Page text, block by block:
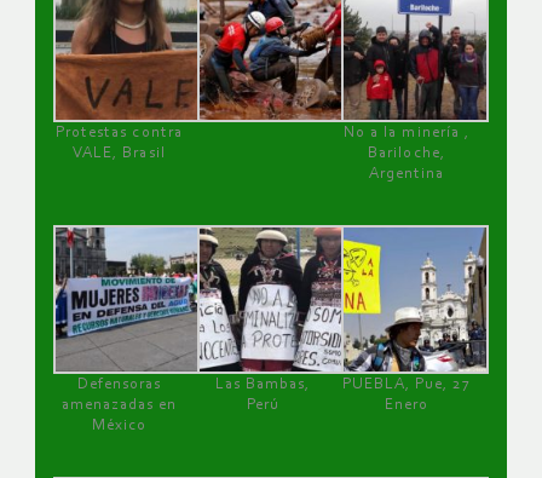
Protestas contra
VALE, Brasil
No a la minería ,
Bariloche,
Argentina
Defensoras
amenazadas en
México
Las Bambas,
Perú
PUEBLA, Pue, 27
Enero